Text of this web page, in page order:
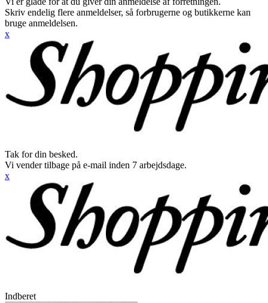
Skriv endelig flere anmeldelser, så forbrugerne og butikkerne kan
bruge anmeldelsen.
x
Tak for din besked.
Vi vender tilbage på e-mail inden 7 arbejdsdage.
x
Indberet